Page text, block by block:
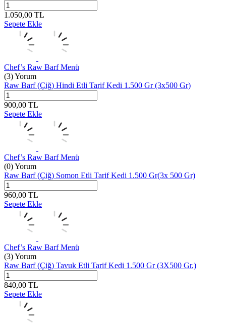
1.050,00 TL
Sepete Ekle
Chef’s Raw Barf Menü
(3) Yorum
Raw Barf (Çiğ) Hindi Etli Tarif Kedi 1.500 Gr (3x500 Gr)
900,00 TL
Sepete Ekle
Chef’s Raw Barf Menü
(0) Yorum
Raw Barf (Çiğ) Somon Etli Tarif Kedi 1.500 Gr(3x 500 Gr)
960,00 TL
Sepete Ekle
Chef’s Raw Barf Menü
(3) Yorum
Raw Barf (Çiğ) Tavuk Etli Tarif Kedi 1.500 Gr (3X500 Gr.)
840,00 TL
Sepete Ekle